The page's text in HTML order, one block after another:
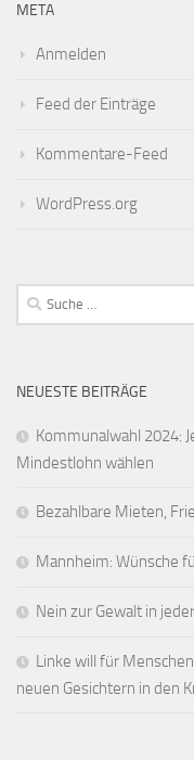
META
Anmelden
Feed der Einträge
Kommentare-Feed
WordPress.org
Suche
nach:
NEUESTE BEITRÄGE
Kommunalwahl 2024:
Mindestlohn wählen
Bezahlbare Mieten,
Mannheim: Wünsche
Nein zur Gewalt in
Linke will für
neuen Gesichtern in den